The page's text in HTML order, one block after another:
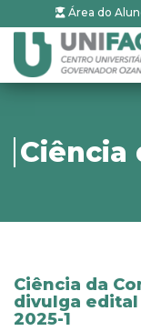
Área do
Ciência
Ciência da
divulga edital
2025-1